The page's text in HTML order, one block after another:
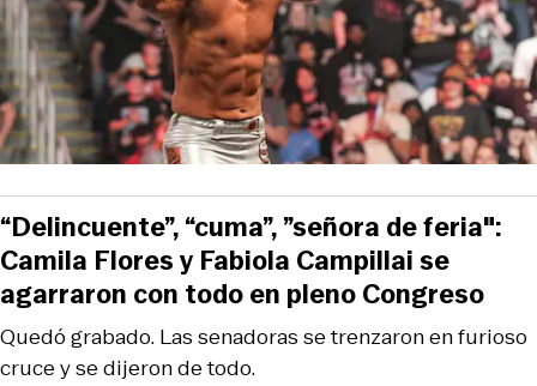
Quedó grabado. Las senadoras se trenzaron en furioso
cruce y se dijeron de todo.
“Delincuente”, “cuma”, ”señora de feria":
Camila Flores y Fabiola Campillai se
agarraron con todo en pleno Congreso